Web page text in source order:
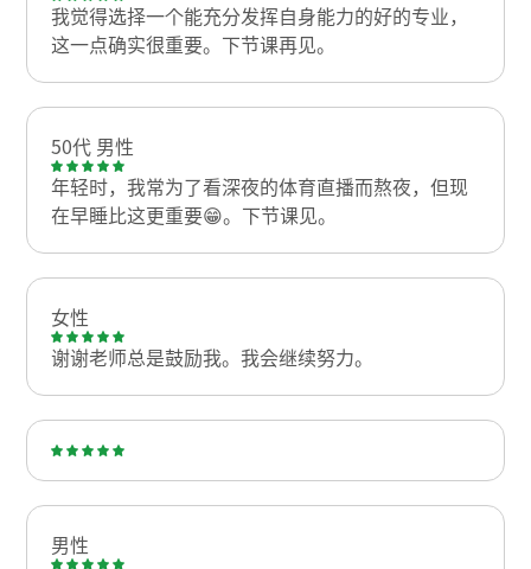
我觉得选择一个能充分发挥自身能力的好的专业，
这一点确实很重要。下节课再见。
50代 男性
年轻时，我常为了看深夜的体育直播而熬夜，但现
在早睡比这更重要😁。下节课见。
女性
谢谢老师总是鼓励我。我会继续努力。
男性